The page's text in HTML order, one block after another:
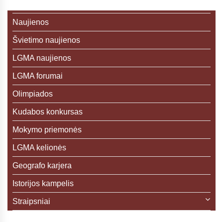
Naujienos
Švietimo naujienos
LGMA naujienos
LGMA forumai
Olimpiados
Kudabos konkursas
Mokymo priemonės
LGMA kelionės
Geografo karjera
Istorijos kampelis
Straipsniai